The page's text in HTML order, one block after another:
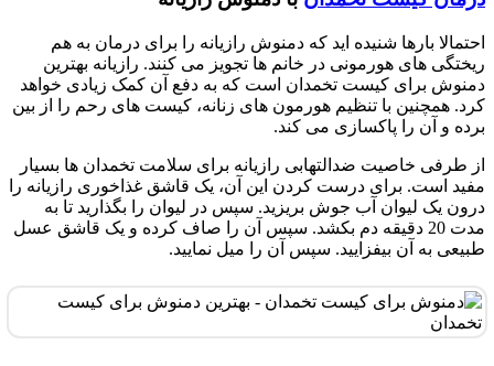
احتمالا بارها شنیده اید که دمنوش رازیانه را برای درمان به هم
ریختگی های هورمونی در خانم ها تجویز می کنند. رازیانه بهترین
دمنوش برای کیست تخمدان است که به دفع آن کمک زیادی خواهد
کرد. همچنین با تنظیم هورمون های زنانه، کیست های رحم را از بین
برده و آن را پاکسازی می کند.
از طرفی خاصیت ضدالتهابی رازیانه برای سلامت تخمدان ها بسیار
مفید است. برای درست کردن این آن، یک قاشق غذاخوری رازیانه را
درون یک لیوان آب جوش بریزید. سپس در لیوان را بگذارید تا به
مدت 20 دقیقه دم بکشد. سپس آن را صاف کرده و یک قاشق عسل
طبیعی به آن بیفزایید. سپس آن را میل نمایید.